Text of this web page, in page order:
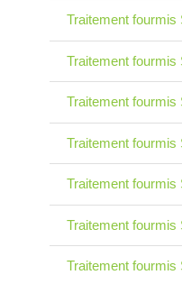
Traitement fourmis
Traitement fourmis
Traitement fourmis
Traitement fourmis
Traitement fourmis
Traitement fourmis
Traitement fourmis